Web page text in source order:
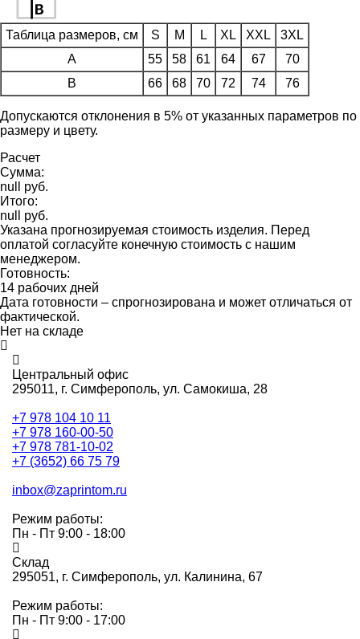
Таблица размеров, см S M L XL XXL
3XL
A
55 58 61 64 67
70
B
66 68 70 72 74 76
Допускаются отклонения в 5% от указанных параметров по
размеру и цвету.
Расчет
Сумма:
null руб.
Итого:
null руб.
Указана прогнозируемая стоимость изделия. Перед
оплатой согласуйте конечную стоимость с нашим
менеджером.
Готовность:
14 рабочих дней
Дата готовности – спрогнозирована и может отличаться от
фактической.
Нет на складе
Центральный офис
295011, г. Симферополь, ул. Самокиша, 28
+7 978 104 10 11
+7 978 160-00-50
+7 978 781-10-02
+7 (3652) 66 75 79
inbox@zaprintom.ru
Режим работы:
Пн - Пт 9:00 - 18:00
Склад
295051, г. Симферополь, ул. Калинина, 67
Режим работы:
Пн - Пт 9:00 - 17:00